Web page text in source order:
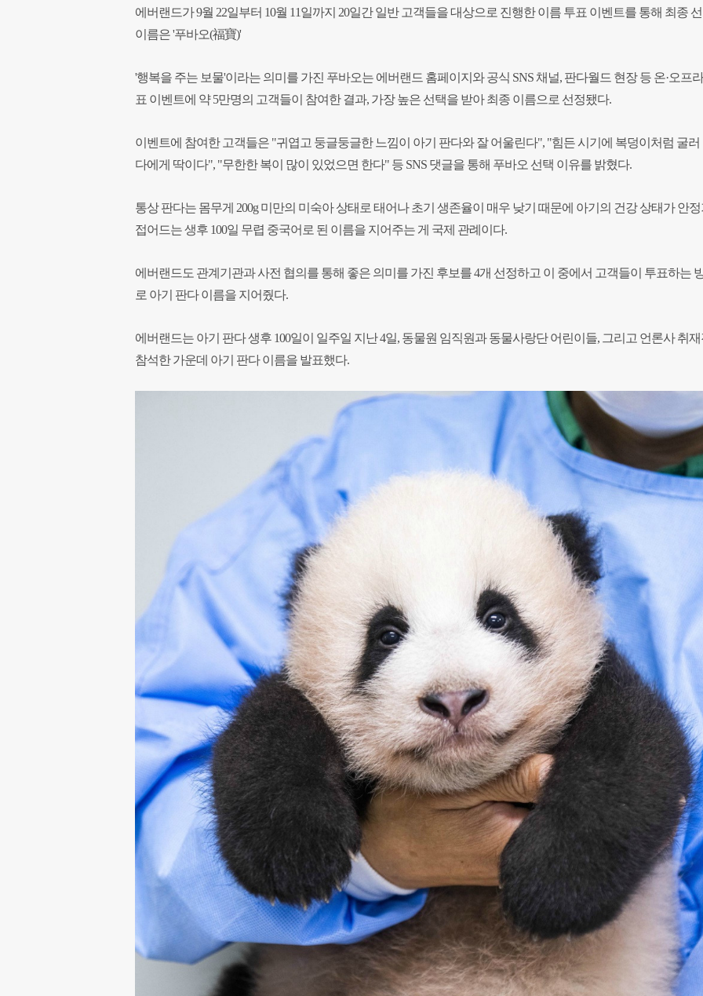
에버랜드가 9월 22일부터 10월 11일까지 20일간 일반 고객들을 대상으로 진행한 이름 투표 이벤트를 통해 최종
이름은 '푸바오(福寶)'
'행복을 주는 보물'이라는 의미를 가진 푸바오는 에버랜드 홈페이지와 공식 SNS 채널, 판다월드 현장 등 온·오프
표 이벤트에 약 5만명의 고객들이 참여한 결과, 가장 높은 선택을 받아 최종 이름으로 선정됐다.
이벤트에 참여한 고객들은 "귀엽고 둥글둥글한 느낌이 아기 판다와 잘 어울린다", "힘든 시기에 복덩이처럼 굴러
다에게 딱이다", "무한한 복이 많이 있었으면 한다" 등 SNS 댓글을 통해 푸바오 선택 이유를 밝혔다.
통상 판다는 몸무게 200g 미만의 미숙아 상태로 태어나 초기 생존율이 매우 낮기 때문에 아기의 건강 상태가 안
접어드는 생후 100일 무렵 중국어로 된 이름을 지어주는 게 국제 관례이다.
에버랜드도 관계기관과 사전 협의를 통해 좋은 의미를 가진 후보를 4개 선정하고 이 중에서 고객들이 투표하는
로 아기 판다 이름을 지어줬다.
에버랜드는 아기 판다 생후 100일이 일주일 지난 4일, 동물원 임직원과 동물사랑단 어린이들, 그리고 언론사 취
참석한 가운데 아기 판다 이름을 발표했다.